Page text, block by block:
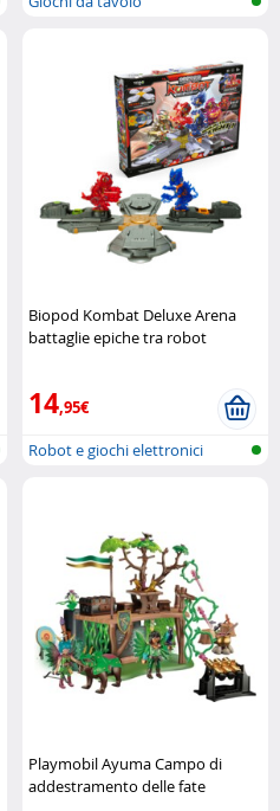
Biopod Kombat Deluxe Arena
battaglie epiche tra robot
14,95€
Robot e giochi elettronici
Playmobil Ayuma Campo di
addestramento delle fate